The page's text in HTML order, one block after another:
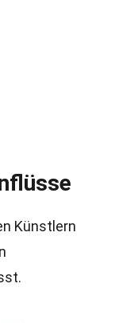
Künstlern